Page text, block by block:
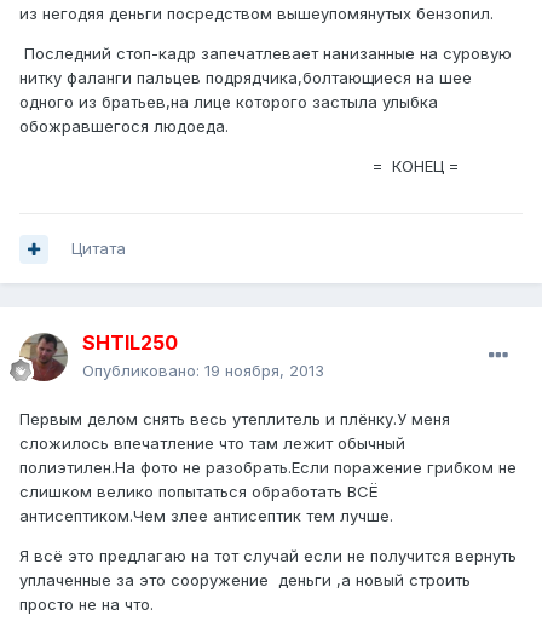
из негодяя деньги посредством вышеупомянутых бензопил.
Последний стоп-кадр запечатлевает нанизанные на суровую
нитку фаланги пальцев подрядчика,болтающиеся на шее
одного из братьев,на лице которого застыла улыбка
обожравшегося людоеда.
= КОНЕЦ =
Цитата
SHTIL250
Опубликовано: 19 ноября, 2013
Первым делом снять весь утеплитель и плёнку.У меня
сложилось впечатление что там лежит обычный
полиэтилен.На фото не разобрать.Если поражение грибком не
слишком велико попытаться обработать ВСЁ
антисептиком.Чем злее антисептик тем лучше.
Я всё это предлагаю на тот случай если не получится вернуть
уплаченные за это сооружение деньги ,а новый строить
просто не на что.